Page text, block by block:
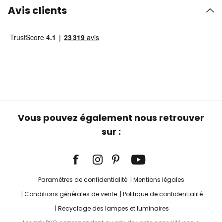
Avis clients
Vous pouvez également nous retrouver
sur :
Paramètres de confidentialité
Mentions légales
Conditions générales de vente
Politique de confidentialité
Recyclage des lampes et luminaires